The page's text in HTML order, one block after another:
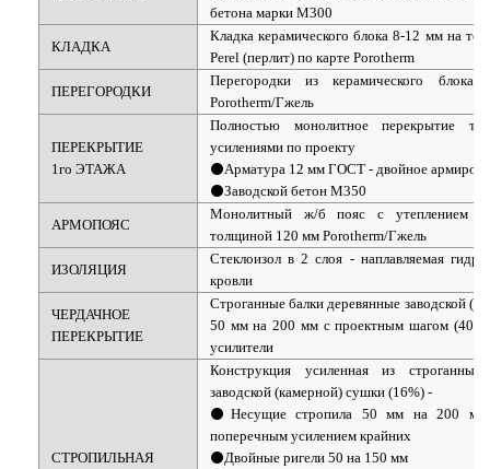
бетона марки М300
КЛАДКА
Кладка керамического блока 8-12 мм на
Perel (перлит) по карте Porotherm
ПЕРЕГОРОДКИ
Перегородки из керамического
Porotherm/Гжель
ПЕРЕКРЫТИЕ
1го ЭТАЖА
Полностью монолитное перекрытие
усилениями по проекту
⚫Арматура 12 мм ГОСТ - двойное
⚫Заводской бетон М350
АРМОПОЯС
Монолитный ж/б пояс с утеплением
толщиной 120 мм Porotherm/Гжель
ИЗОЛЯЦИЯ
Стеклоизол в 2 слоя - наплавляемая
кровли
ЧЕРДАЧНОЕ
ПЕРЕКРЫТИЕ
Строганные балки деревянные заводской
50 мм на 200 мм с проектным шагом (400-
усилители
СТРОПИЛЬНАЯ
Конструкция усиленная из
заводской (камерной) сушки (16%) -
⚫Несущие стропила 50 мм на 200
поперечным усилением крайних
⚫Двойные ригели 50 на 150 мм